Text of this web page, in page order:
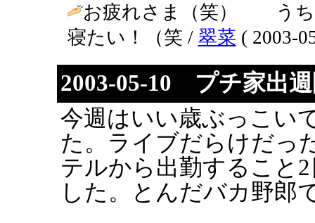
お疲れさま（笑） うち
寝たい！（笑 / 翠菜 ( 2003-
2003-05-10 プチ家出
今週はいい歳ぶっこい
た。ライブだらけだっ
テルから出勤すること
した。とんだバカ野郎